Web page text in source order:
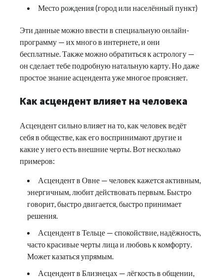
Место рождения (город или населённый пункт)
Эти данные можно ввести в специальную онлайн-
программу — их много в интернете, и они
бесплатные. Также можно обратиться к астрологу —
он сделает тебе подробную натальную карту. Но даже
простое знание асцендента уже многое проясняет.
Как асцендент влияет на человека
Асцендент сильно влияет на то, как человек ведёт
себя в обществе, как его воспринимают другие и
какие у него есть внешние черты. Вот несколько
примеров:
Асцендент в Овне — человек кажется активным,
энергичным, любит действовать первым. Быстро
говорит, быстро двигается, быстро принимает
решения.
Асцендент в Тельце — спокойствие, надёжность,
часто красивые черты лица и любовь к комфорту.
Может казаться упрямым.
Асцендент в Близнецах — лёгкость в общении,